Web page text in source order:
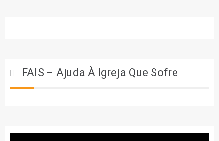
FAIS – Ajuda À Igreja Que Sofre